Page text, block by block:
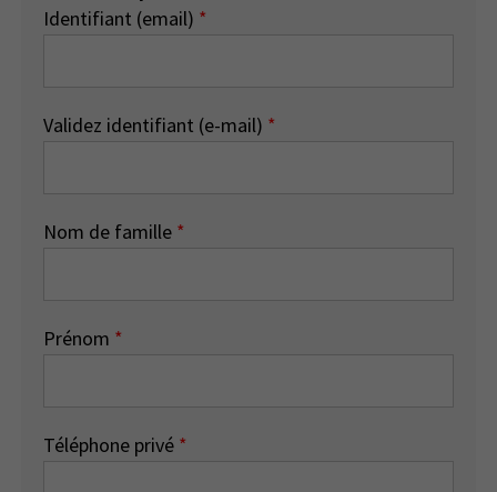
Identifiant (email) *
Validez identifiant (e-mail) *
Nom de famille *
Prénom *
Téléphone privé *